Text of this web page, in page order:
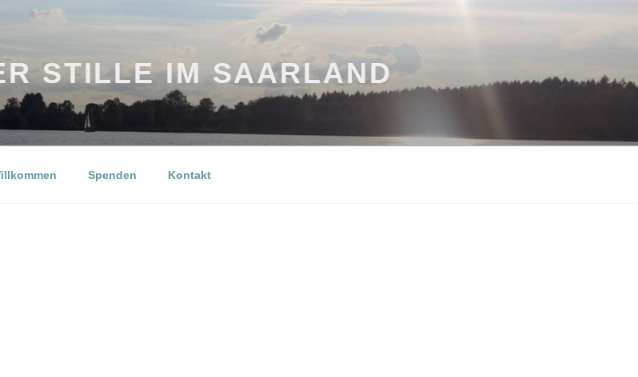
STILLE IM SAARLAND
Spenden Kontakt